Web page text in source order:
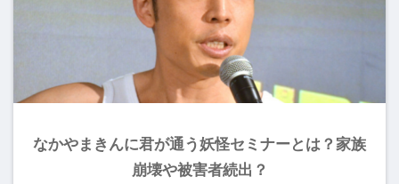
なかやまきんに君が通う妖怪セミナーとは？家族
崩壊や被害者続出？